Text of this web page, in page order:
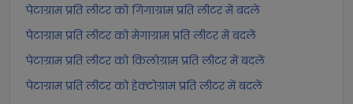
पेटाग्राम प्रति लीटर को गिगाग्राम प्रति लीटर में बदलें
पेटाग्राम प्रति लीटर को मेगाग्राम प्रति लीटर में बदलें
पेटाग्राम प्रति लीटर को किलोग्राम प्रति लीटर में बदलें
पेटाग्राम प्रति लीटर को हेक्टोग्राम प्रति लीटर में बदलें